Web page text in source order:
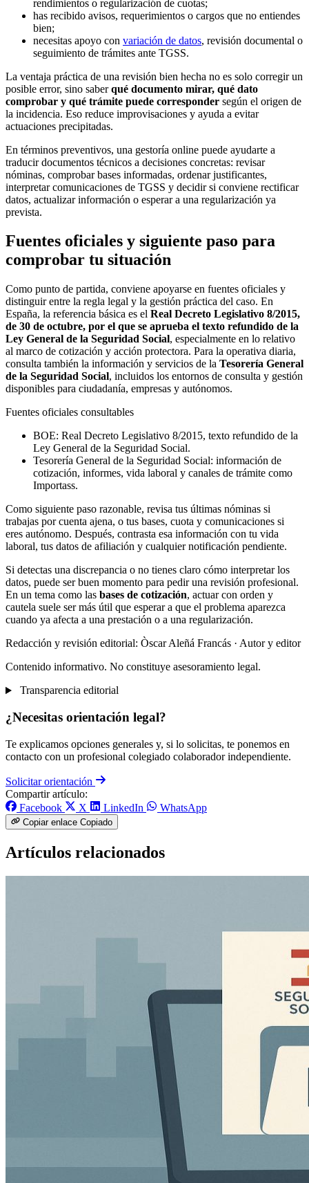
rendimientos o regularización de cuotas;
has recibido avisos, requerimientos o cargos que no entiendes
bien;
necesitas apoyo con variación de datos, revisión documental o
seguimiento de trámites ante TGSS.
La ventaja práctica de una revisión bien hecha no es solo corregir un
posible error, sino saberqué documento mirar, qué dato
comprobar y qué trámite puede corresponder según el origen de
la incidencia. Eso reduce improvisaciones y ayuda a evitar
actuaciones precipitadas.
En términos preventivos, una gestoría online puede ayudarte a
traducir documentos técnicos a decisiones concretas: revisar
nóminas, comprobar bases informadas, ordenar justificantes,
interpretar comunicaciones de TGSS y decidir si conviene rectificar
datos, actualizar información o esperar a una regularización ya
prevista.
Fuentes oficiales y siguiente paso para
comprobar tu situación
Como punto de partida, conviene apoyarse en fuentes oficiales y
distinguir entre la regla legal y la gestión práctica del caso. En
España, la referencia básica es el Real Decreto Legislativo 8/2015,
de 30 de octubre, por el que se aprueba el texto refundido de la
Ley General de la Seguridad Social, especialmente en lo relativo
al marco de cotización y acción protectora. Para la operativa diaria,
consulta también la información y servicios de la Tesorería General
de la Seguridad Social, incluidos los entornos de consulta y gestión
disponibles para ciudadanía, empresas y autónomos.
Fuentes oficiales consultables
BOE: Real Decreto Legislativo 8/2015, texto refundido de la
Ley General de la Seguridad Social.
Tesorería General de la Seguridad Social: información de
cotización, informes, vida laboral y canales de trámite como
Importass.
Como siguiente paso razonable, revisa tus últimas nóminas si
trabajas por cuenta ajena, o tus bases, cuota y comunicaciones si
eres autónomo. Después, contrasta esa información con tu vida
laboral, tus datos de afiliación y cualquier notificación pendiente.
Si detectas una discrepancia o no tienes claro cómo interpretar los
datos, puede ser buen momento para pedir una revisión profesional.
En un tema como las bases de cotización, actuar con orden y
cautela suele ser más útil que esperar a que el problema aparezca
cuando ya afecta a una prestación o a una regularización.
Redacción y revisión editorial: Òscar Aleñá Francás · Autor y editor
Contenido informativo. No constituye asesoramiento legal.
Transparencia editorial
¿Necesitas orientación legal?
Te explicamos opciones generales y, si lo solicitas, te ponemos en
contacto con un profesional colegiado colaborador independiente.
Solicitar orientación
Compartir artículo:
Facebook
X LinkedIn WhatsApp
Copiar enlace Copiado
Artículos relacionados